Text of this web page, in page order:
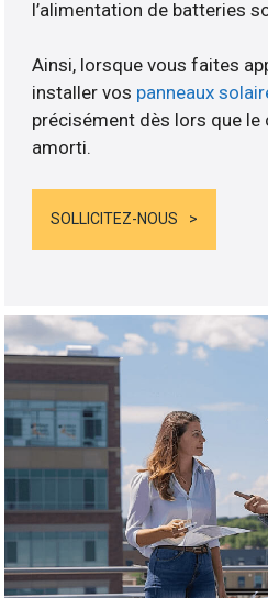
l’alimentation de batteries
Ainsi, lorsque vous faites
installer vos panneaux
précisément dès lors que le
amorti.
SOLLICITEZ-NOUS